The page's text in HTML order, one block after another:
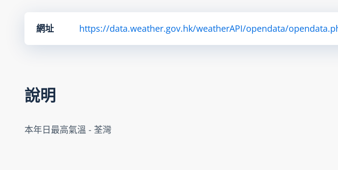
網址 https://data.weather.gov.hk/weatherAPI/opendata/
說明
本年日最高氣溫 - 荃灣